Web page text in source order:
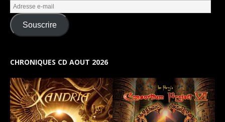
Souscrire
CHRONIQUES CD AOUT 2026